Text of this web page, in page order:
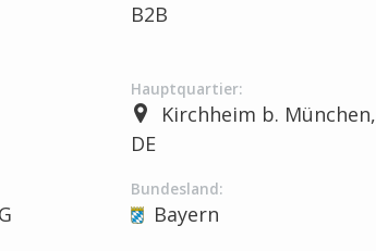
B2B
Hauptquartier:
Kirchheim b. München,
DE
Bundesland:
Bayern